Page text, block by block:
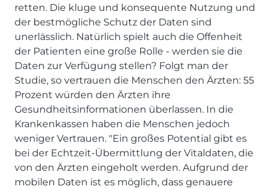
retten. Die kluge und konsequente Nutzung und
der bestmögliche Schutz der Daten sind
unerlässlich. Natürlich spielt auch die Offenheit
der Patienten eine große Rolle - werden sie die
Daten zur Verfügung stellen? Folgt man der
Studie, so vertrauen die Menschen den Ärzten: 55
Prozent würden den Ärzten ihre
Gesundheitsinformationen überlassen. In die
Krankenkassen haben die Menschen jedoch
weniger Vertrauen. "Ein großes Potential gibt es
bei der Echtzeit-Übermittlung der Vitaldaten, die
von den Ärzten eingeholt werden. Aufgrund der
mobilen Daten ist es möglich, dass genauere